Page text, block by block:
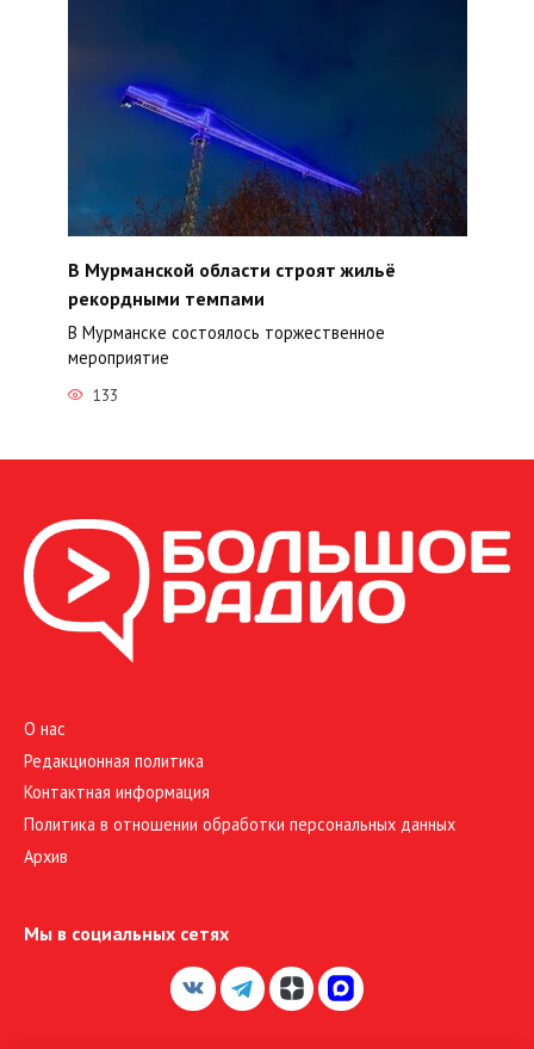
В Мурманской области строят жильё
рекордными темпами
В Мурманске состоялось торжественное
мероприятие
133
О нас
Редакционная политика
Контактная информация
Политика в отношении обработки персональных данных
Архив
Мы в социальных сетях